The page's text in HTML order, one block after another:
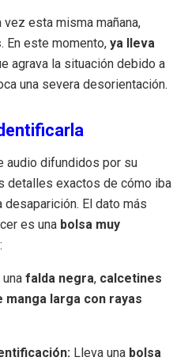
esta misma mañana,
. En este momento, ya lleva
agrava la situación debido a
una severa desorientación.
audio difundidos por su
detalles exactos de cómo iba
El dato más
es una bolsa muy
unafalda negra, calcetines
manga larga con rayas
Lleva una bolsa